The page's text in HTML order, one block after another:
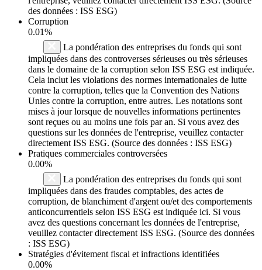
des données : ISS ESG)
Corruption
0.01%
La pondération des entreprises du fonds qui sont
impliquées dans des controverses sérieuses ou très sérieuses
dans le domaine de la corruption selon ISS ESG est indiquée.
Cela inclut les violations des normes internationales de lutte
contre la corruption, telles que la Convention des Nations
Unies contre la corruption, entre autres. Les notations sont
mises à jour lorsque de nouvelles informations pertinentes
sont reçues ou au moins une fois par an. Si vous avez des
questions sur les données de l'entreprise, veuillez contacter
directement ISS ESG. (Source des données : ISS ESG)
Pratiques commerciales controversées
0.00%
La pondération des entreprises du fonds qui sont
impliquées dans des fraudes comptables, des actes de
corruption, de blanchiment d'argent ou/et des comportements
anticoncurrentiels selon ISS ESG est indiquée ici. Si vous
avez des questions concernant les données de l'entreprise,
veuillez contacter directement ISS ESG. (Source des données
: ISS ESG)
Stratégies d'évitement fiscal et infractions identifiées
0.00%